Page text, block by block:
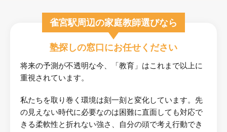
雀宮駅周辺の家庭教師選びなら
塾探しの窓口にお任せください
将来の予測が不透明な今、「教育」はこれまで以上に
重視されています。
私たちを取り巻く環境は刻一刻と変化しています。先
の見えない時代に必要なのは困難に直面しても対応で
きる柔軟性と折れない強さ、自分の頭で考え行動でき